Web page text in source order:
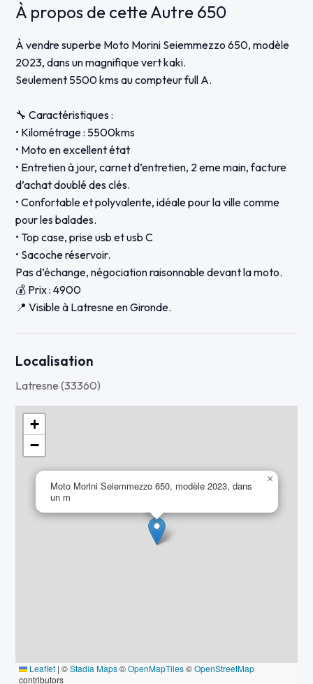
À propos de cette Autre 650
À vendre superbe Moto Morini Seiemmezzo 650, modèle
2023, dans un magnifique vert kaki.
Seulement 5500 kms au compteur full A.
🔧 Caractéristiques :
• Kilométrage : 5500kms
• Moto en excellent état
• Entretien à jour, carnet d’entretien, 2 eme main, facture
d’achat doublé des clés.
• Confortable et polyvalente, idéale pour la ville comme
pour les balades.
• Top case, prise usb et usb C
• Sacoche réservoir.
Pas d’échange, négociation raisonnable devant la moto.
💰 Prix : 4900
📍 Visible à Latresne en Gironde.
Localisation
Latresne (33360)
Moto Morini Seiemmezzo 650, modèle 2023, dans
un m
×
+
−
Leaflet | ©Stadia Maps©OpenMapTiles©OpenStreetMap
contributors